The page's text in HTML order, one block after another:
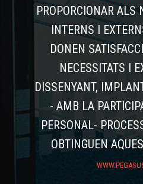
PROPORCIONAR ALS
INTERNS I
DONEN
NECESSITATS I
DISSENYANT,
- AMB LA
PERSONAL-
OBTINGUEN